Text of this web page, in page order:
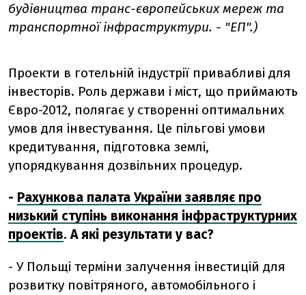
будівництва транс-європейських мереж та
транспортної інфраструктури. - "ЕП".)
Проекти в готельній індустрії привабливі для
інвесторів. Роль держави і міст, що приймають
Євро-2012, полягає у створенні оптимальних
умов для інвестування. Це пільгові умови
кредитування, підготовка землі,
упорядкування дозвільних процедур.
- Рахункова палата України заявляє про
низький ступінь виконання інфраструктурних
проектів. А які результати у вас?
- У Польщі терміни залучення інвестицій для
розвитку повітряного, автомобільного і